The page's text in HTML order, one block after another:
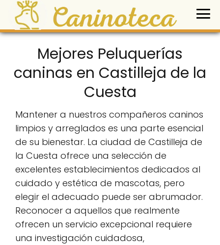
Mejores Peluquerías
caninas en Castilleja de la
Cuesta
Mantener a nuestros compañeros caninos
limpios y arreglados es una parte esencial
de su bienestar. La ciudad de Castilleja de
la Cuesta ofrece una selección de
excelentes establecimientos dedicados al
cuidado y estética de mascotas, pero
elegir el adecuado puede ser abrumador.
Reconocer a aquellos que realmente
ofrecen un servicio excepcional requiere
una investigación cuidadosa,